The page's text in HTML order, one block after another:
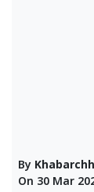
By
On 30 Mar